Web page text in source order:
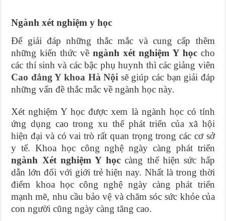
Ngành xét nghiệm y học
Để giải đáp những thắc mắc và cung cấp thêm
những kiến thức vềngành xét nghiệm Y họccho
các thí sinh và các bậc phụ huynh thì các giảng viên
Cao đẳng Y khoa Hà Nội sẽ giúp các bạn giải đáp
những vấn đề thắc mắc về ngành học này.
Xét nghiệm Y học được xem là ngành học có tính
ứng dụng cao trong xu thế phát triển của xã hội
hiện đại và có vai trò rất quan trọng trong các cơ sở
y tế. Khoa học công nghệ ngày càng phát triển
ngành Xét nghiệm Y họccàng thể hiện sức hấp
dẫn lớn đối với giới trẻ hiện nay. Nhất là trong thời
điểm khoa học công nghệ ngày càng phát triển
mạnh mẽ, nhu cầu bảo vệ và chăm sóc sức khỏe của
con người cũng ngày càng tăng cao.